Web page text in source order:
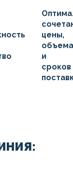
цены,
объема
и
сроков